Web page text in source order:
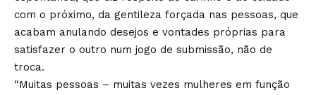
com o próximo, da gentileza forçada nas pessoas, que
acabam anulando desejos e vontades próprias para
satisfazer o outro num jogo de submissão, não de
troca.
“Muitas pessoas – muitas vezes mulheres em função